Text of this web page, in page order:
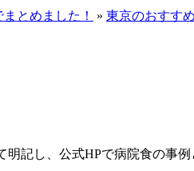
とめました！ » 東京のおすす
記し、公式HPで病院食の事